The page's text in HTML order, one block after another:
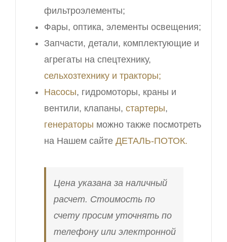
фильтроэлементы;
Фары, оптика, элементы освещения;
Запчасти, детали, комплектующие и
агрегаты на спецтехнику,
сельхозтехнику и тракторы;
Насосы, гидромоторы, краны и
вентили, клапаны, стартеры,
генераторы можно также посмотреть
на Нашем сайте ДЕТАЛЬ-ПОТОК.
Цена указана за наличный
расчет. Стоимость по
счету просим уточнять по
телефону или электронной